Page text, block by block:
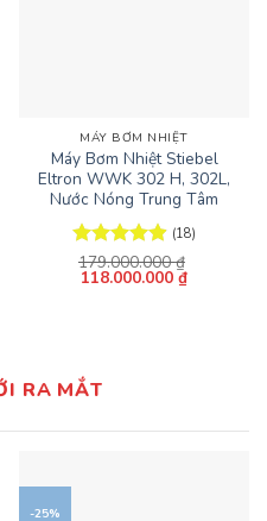
MÁY BƠM NHIỆT
Máy Bơm Nhiệt Stiebel
Eltron WWK 302 H, 302L,
Nước Nóng Trung Tâm
Được xếp
hạng4.89
(18)
179.000.000₫
Giá
118.000.000₫Giá
RA MẮT
-25%